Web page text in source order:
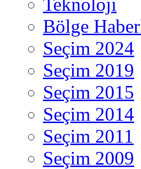
Bölge
Seçim 2024
Seçim 2019
Seçim 2015
Seçim 2014
Seçim 2011
Seçim 2009